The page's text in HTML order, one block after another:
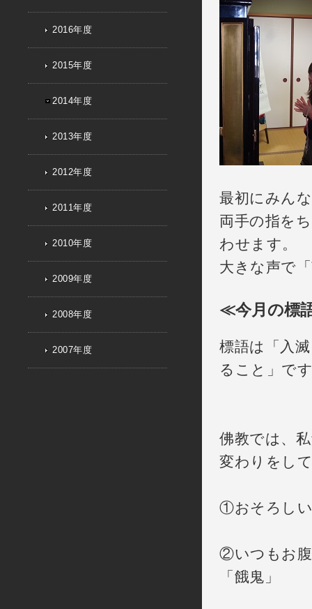
2016年度
2015年度
2014年度
2013年度
2012年度
2011年度
2010年度
2009年度
2008年度
2007年度
最初にみん
両手の指を
わせます。
大きな声で
≪今月の標
標語は「入
ること」で
佛教では、
変わりをし
①おそろしい
②いつもお腹
「餓鬼」